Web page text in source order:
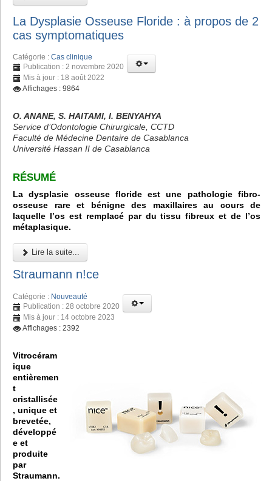
La Dysplasie Osseuse Floride : à propos de 2
cas symptomatiques
Catégorie : Cas clinique
Publication : 2 novembre 2020
Mis à jour : 18 août 2022
Affichages : 9864
O. ANANE, S. HAITAMI, I. BENYAHYA
Service d’Odontologie Chirurgicale, CCTD
Faculté de Médecine Dentaire de Casablanca
Université Hassan II de Casablanca
RÉSUMÉ
La dysplasie osseuse floride est une pathologie fibro-
osseuse rare et bénigne des maxillaires au cours de
laquelle l’os est remplacé par du tissu fibreux et de l’os
métaplasique.
Lire la suite...
Straumann n!ce
Catégorie : Nouveauté
Publication : 28 octobre 2020
Mis à jour : 14 octobre 2023
Affichages : 2392
Vitrocéram
ique
entièremen
t
cristallisée
, unique et
brevetée,
développé
e et
produite
par
Straumann.